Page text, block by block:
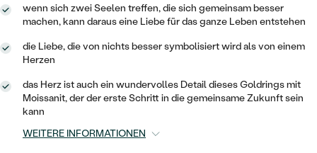
VINTAGE
AUSSERGEWÖHNLICHE
GEHÄMMERTE
VON HAND GRAVIERTE
AUSSERGEWÖHNLICH
GESTALTE EINEN RING
WÄHLE EINEN RING
ANHÄNGER / KETTEN
ARMBÄNDER
SCHMUCKSET
HERRENSCHMUCK
MINIMALISTISCHE
OHRHÄNGER
SOLITÄR
HERZ
ZUR GEBURT EINES KINDES
PERSONALISIERT
MIT STERNZEICHEN
MINIMALISTISCH
NACH STYL
MINIMALISTISCHE
STATEMENT
wenn sich zwei Seelen treffen, die sich gemeinsam besser
machen, kann daraus eine Liebe für das ganze Leben entstehen
die Liebe, die von nichts besser symbolisiert wird als von einem
Herzen
das Herz ist auch ein wundervolles Detail dieses Goldrings mit
Moissanit, der der erste Schritt in die gemeinsame Zukunft sein
kann
WEITERE INFORMATIONEN